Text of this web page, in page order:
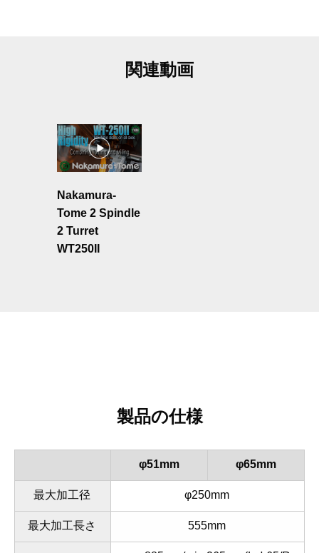
関連動画
Nakamura-
Tome 2 Spindle
2 Turret
WT250II
製品の仕様
φ51mm φ65mm
最大加工径 φ250mm
最大加工長さ 555mm